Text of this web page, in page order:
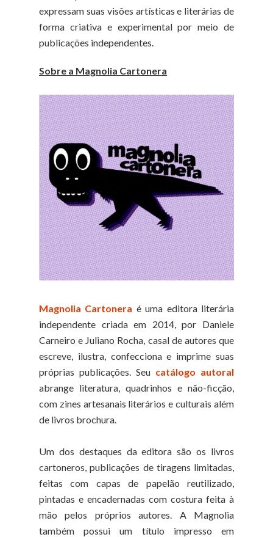
expressam suas visões artísticas e literárias de
forma criativa e experimental por meio de
publicações independentes.
Sobre a Magnolia Cartonera
Magnolia Cartonera é uma editora literária
independente criada em 2014, por Daniele
Carneiro e Juliano Rocha, casal de autores que
escreve, ilustra, confecciona e imprime suas
próprias publicações. Seu catálogo autoral
abrange literatura, quadrinhos e não-ficção,
com zines artesanais literários e culturais além
de livros brochura.
Um dos destaques da editora são os livros
cartoneros, publicações de tiragens limitadas,
feitas com capas de papelão reutilizado,
pintadas e encadernadas com costura feita à
mão pelos próprios autores. A Magnolia
também possui um título impresso em